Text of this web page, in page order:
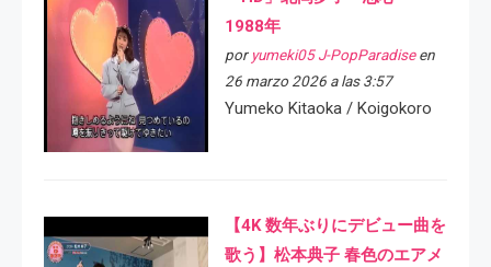
1988年
por yumeki05 J-PopParadiseen
26 marzo 2026 a las 3:57
Yumeko Kitaoka / Koigokoro
【4K 数年ぶりにデビュー曲を
歌う】松本典子 春色のエアメ